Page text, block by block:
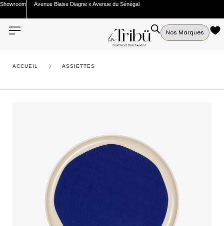
Showroom Avenue Blaise Diagne x Avenue du Sénégal
Nos Marques
ACCUEIL ASSIETTES